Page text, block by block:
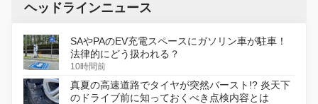
ヘッドラインニュース
SAやPAのEV充電スペースにガソリン車が駐車！
法律的にどう扱われる？
10時間前
真夏の高速道路でタイヤが突然バースト!? 炎天下
のドライブ前に知っておくべき点検内容とは